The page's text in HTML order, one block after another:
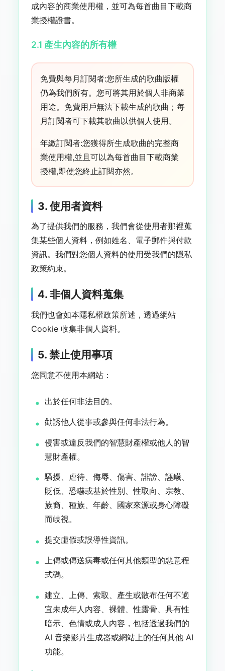
成內容的商業使用權，並可為每首曲目下載商
業授權證書。
2.1 產生內容的所有權
免費與每月訂閱者:您所生成的歌曲版權
仍為我們所有。您可將其用於個人非商業
用途。免費用戶無法下載生成的歌曲；每
月訂閱者可下載其歌曲以供個人使用。
年繳訂閱者:您獲得所生成歌曲的完整商
業使用權,並且可以為每首曲目下載商業
授權,即使您終止訂閱亦然。
3. 使用者資料
為了提供我們的服務，我們會從使用者那裡蒐
集某些個人資料，例如姓名、電子郵件與付款
資訊。我們對您個人資料的使用受我們的隱私
政策約束。
4. 非個人資料蒐集
我們也會如本隱私權政策所述，透過網站
Cookie 收集非個人資料。
5. 禁止使用事項
您同意不使用本網站：
出於任何非法目的。
勸誘他人從事或參與任何非法行為。
侵害或違反我們的智慧財產權或他人的智
慧財產權。
騷擾、虐待、侮辱、傷害、誹謗、誣衊、
貶低、恐嚇或基於性別、性取向、宗教、
族裔、種族、年齡、國家來源或身心障礙
而歧視。
提交虛假或誤導性資訊。
上傳或傳送病毒或任何其他類型的惡意程
式碼。
建立、上傳、索取、產生或散布任何不適
宜未成年人內容、裸體、性露骨、具有性
暗示、色情或成人內容，包括透過我們的
AI 音樂影片生成器或網站上的任何其他 AI
功能。